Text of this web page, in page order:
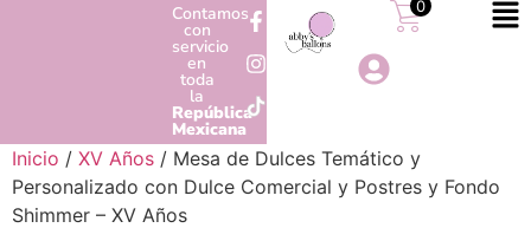
Contamos
con
servicio
en
toda
la
República
Mexicana
0
Inicio / XV Años / Mesa de Dulces Temático y
Personalizado con Dulce Comercial y Postres y Fondo
Shimmer – XV Años